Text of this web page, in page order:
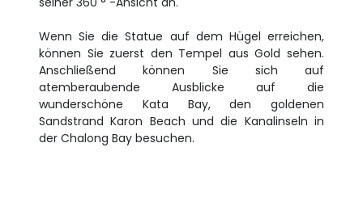
Wenn Sie die Statue auf dem Hügel erreichen,
können Sie zuerst den Tempel aus Gold sehen.
Anschließend können Sie sich auf
atemberaubende Ausblicke auf die
wunderschöne Kata Bay, den goldenen
Sandstrand Karon Beach und die Kanalinseln in
der Chalong Bay besuchen.